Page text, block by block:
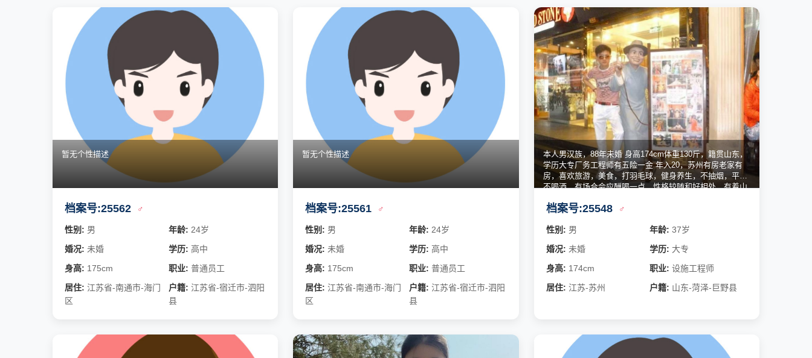
暂无个性描述
档案号:25562 ♂
性别: 男 年龄: 24岁
婚况: 未婚 学历: 高中
身高: 175cm 职业: 普通员工
居住: 江苏省-南通市-海门
区
户籍: 江苏省-宿迁市-泗阳
县
暂无个性描述
档案号:25561 ♂
性别: 男 年龄: 24岁
婚况: 未婚 学历: 高中
身高: 175cm 职业: 普通员工
居住: 江苏省-南通市-海门
区
户籍: 江苏省-宿迁市-泗阳
县
本人男汉族，88年未婚 身高174cm体重130斤，籍贯山东，
学历大专厂务工程师有五险一金 年入20，苏州有房老家有
房，喜欢旅游，美食，打羽毛球，健身养生，不抽烟，平常
不喝酒，有场合会应酬喝一点，性格较随和好相处，有着山
档案号:25548 ♂
性别: 男 年龄: 37岁
婚况: 未婚 学历: 大专
身高: 174cm 职业: 设施工程师
居住: 江苏-苏州 户籍: 山东-菏泽-巨野县